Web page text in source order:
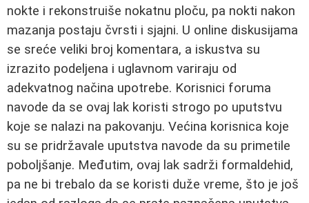
nokte i rekonstruiše nokatnu ploču, pa nokti nakon
mazanja postaju čvrsti i sjajni. U online diskusijama
se sreće veliki broj komentara, a iskustva su
izrazito podeljena i uglavnom variraju od
adekvatnog načina upotrebe. Korisnici foruma
navode da se ovaj lak koristi strogo po uputstvu
koje se nalazi na pakovanju. Većina korisnica koje
su se pridržavale uputstva navode da su primetile
poboljšanje. Međutim, ovaj lak sadrži formaldehid,
pa ne bi trebalo da se koristi duže vreme, što je još